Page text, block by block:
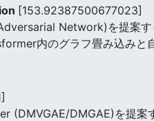
[153.92387500677023]
Network)を提案す
内のグラフ畳み込みと
(DMVGAE/DMGAE)を提案